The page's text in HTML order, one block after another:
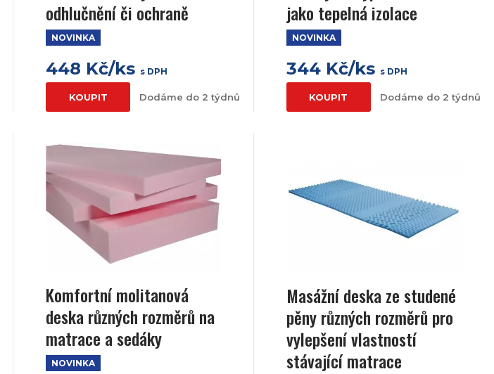
odhlučnění či ochraně
NOVINKA
448 Kč/ks s DPH
KOUPIT Dodáme do 2 týdnů
jako tepelná izolace
NOVINKA
344 Kč/ks s DPH
KOUPIT Dodáme do 2 týdnů
Komfortní molitanová
deska různých rozměrů na
matrace a sedáky
NOVINKA
Masážní deska ze studené
pěny různých rozměrů pro
vylepšení vlastností
stávající matrace